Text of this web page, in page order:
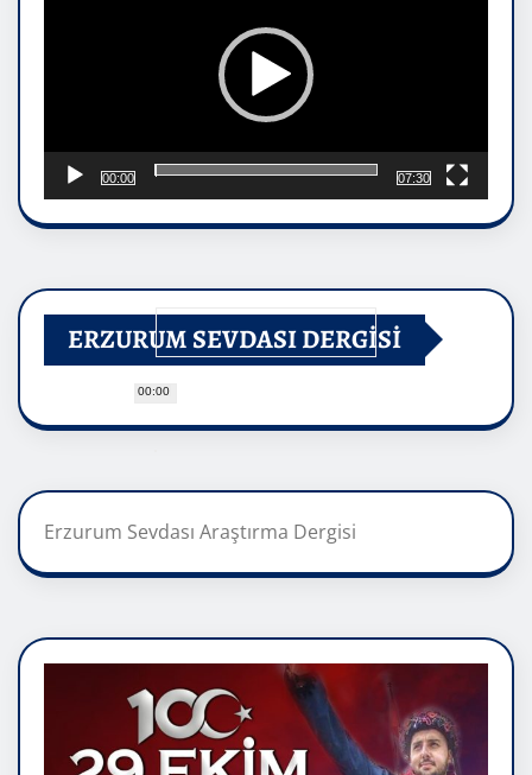
00:00
00:00
07:30
ERZURUM SEVDASI DERGİSİ
Erzurum Sevdası Araştırma Dergisi